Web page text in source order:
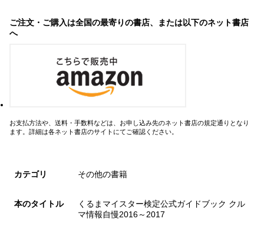
ご注文・ご購入は全国の最寄りの書店、または以下のネット書店
へ
お支払方法や、送料・手数料などは、お申し込み先のネット書店の規定通りとなり
ます。詳細は各ネット書店のサイトにてご確認ください。
カテゴリ その他の書籍
本のタイトル
くるまマイスター検定公式ガイドブック クル
マ情報自慢2016～2017